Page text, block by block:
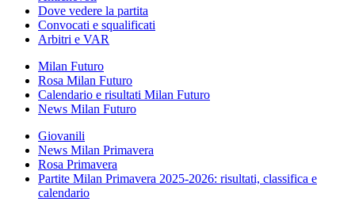
Dove vedere la partita
Convocati e squalificati
Arbitri e VAR
Milan Futuro
Rosa Milan Futuro
Calendario e risultati Milan Futuro
News Milan Futuro
Giovanili
News Milan Primavera
Rosa Primavera
Partite Milan Primavera 2025-2026: risultati, classifica e
calendario